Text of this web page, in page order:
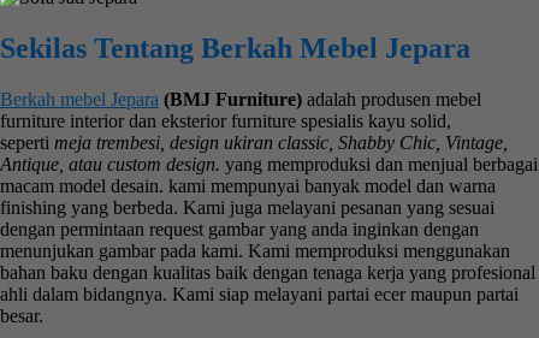
Sekilas Tentang Berkah Mebel Jepara
Berkah mebel Jepara (BMJ Furniture) adalah produsen mebel
furniture interior dan eksterior furniture spesialis kayu solid,
seperti meja trembesi, design ukiran classic, Shabby Chic, Vintage,
Antique, atau custom design. yang memproduksi dan menjual berbagai
macam model desain. kami mempunyai banyak model dan warna
finishing yang berbeda. Kami juga melayani pesanan yang sesuai
dengan permintaan request gambar yang anda inginkan dengan
menunjukan gambar pada kami. Kami memproduksi menggunakan
bahan baku dengan kualitas baik dengan tenaga kerja yang profesional
ahli dalam bidangnya. Kami siap melayani partai ecer maupun partai
besar.